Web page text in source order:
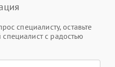
специалисту, оставьте
с радостью